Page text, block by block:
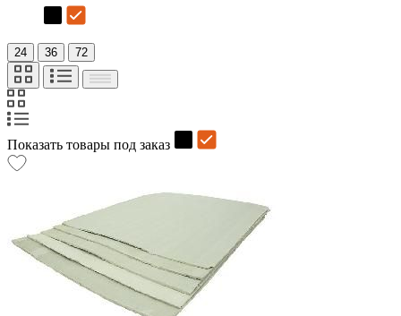
24 36 72
Показать товары под заказ